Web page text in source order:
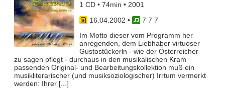
1 CD • 74min • 2001
16.04.2002 •
7 7 7
Im Motto dieser vom Programm her
anregenden, dem Liebhaber virtuoser
Gustostückerln - wie der Österreicher
zu sagen pflegt - durchaus in den musikalischen Kram
passenden Original- und Bearbeitungskollektion muß ein
musikliterarischer (und musiksoziologischer) Irrtum vermerkt
werden: Ihrer [...]